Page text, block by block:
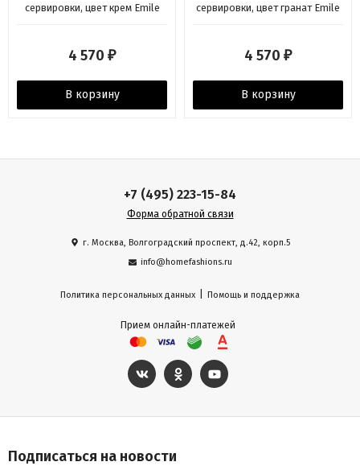
сервировки, цвет крем Emile
4 570 ₽
В корзину
сервировки, цвет гранат Emile
4 570 ₽
В корзину
+7 (495) 223-15-84
Форма обратной связи
г. Москва, Волгоградский проспект, д.42, корп.5
info@homefashions.ru
Политика персональных данных Помощь и поддержка
Прием онлайн-платежей
Подписаться на новости